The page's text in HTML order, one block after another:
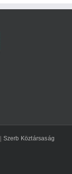
| Szerb Köztársaság